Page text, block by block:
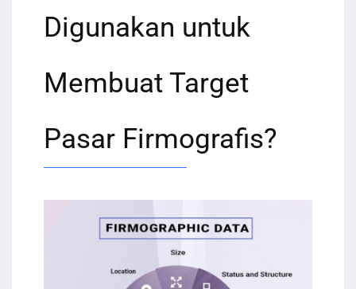
Digunakan untuk
Membuat Target
Pasar Firmografis?